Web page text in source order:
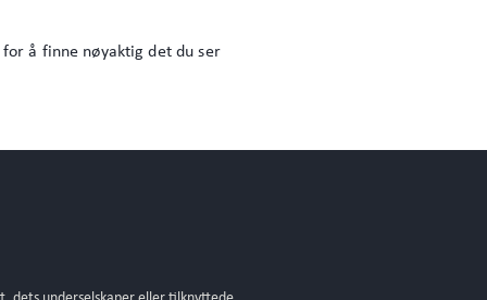
å finne nøyaktig det du ser